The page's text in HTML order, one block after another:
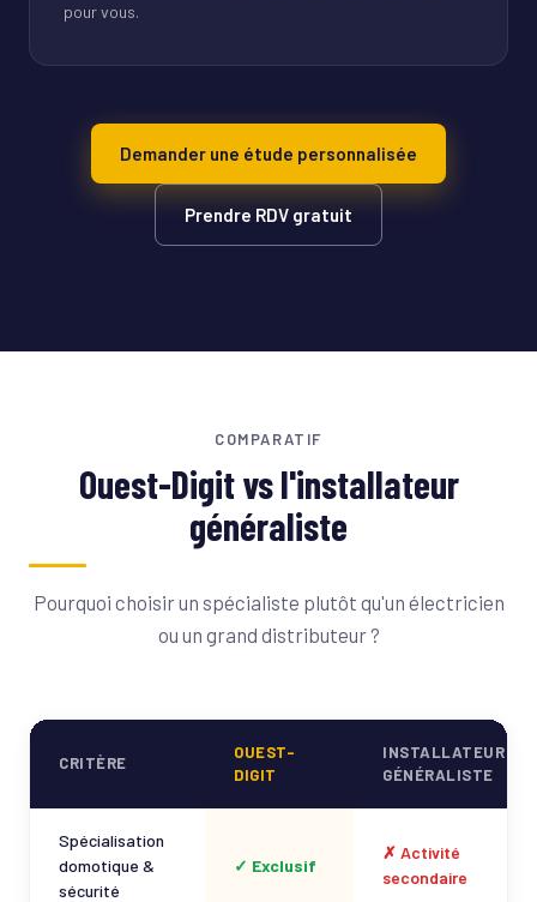
pour vous.
Demander une étude personnalisée
Prendre RDV gratuit
COMPARATIF
Ouest-Digit vs l'installateur
généraliste
Pourquoi choisir un spécialiste plutôt qu'un électricien
ou un grand distributeur ?
CRITÈRE
OUEST-
DIGIT
INSTALLATEUR
GÉNÉRALISTE
Spécialisation
domotique &
sécurité
✓ Exclusif
✗ Activité
secondaire